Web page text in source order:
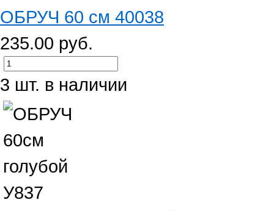
ОБРУЧ 60 см 40038
235.00 руб.
3 шт. в наличии